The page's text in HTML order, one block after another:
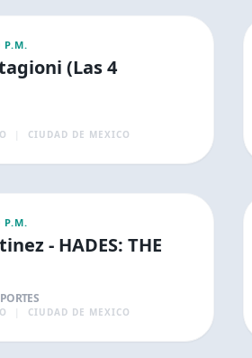
P.M.
(Las 4
CIUDAD DE MEXICO
9
P.M.
- HADES: THE
CIUDAD DE MEXICO
9